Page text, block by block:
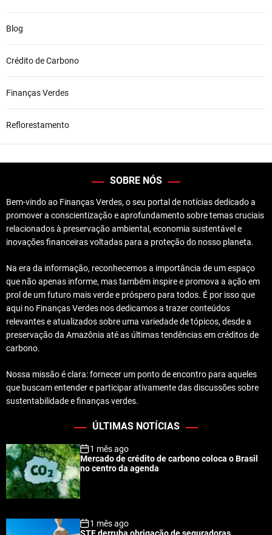
Blog
Crédito de Carbono
Finanças Verdes
Reflorestamento
SOBRE NÓS
Bem-vindo ao Finanças Verdes, o seu portal de notícias dedicado a
promover a conscientização e aprofundamento sobre temas cruciais
relacionados à preservação ambiental, economia sustentável e
inovações financeiras voltadas para a proteção do nosso planeta.
Na era da informação, reconhecemos a importância de um espaço
que não apenas informe, mas também inspire e promova a ação em
prol de um futuro mais verde e próspero para todos. É por isso que
aqui no Finanças Verdes nos dedicamos a trazer conteúdos
relevantes e atualizados sobre uma variedade de tópicos, desde a
preservação da Amazônia até as últimas tendências em créditos de
carbono.
Nossa missão é clara: fornecer um ponto de encontro para aqueles
que buscam entender e participar ativamente das discussões sobre
sustentabilidade e finanças verdes.
ÚLTIMAS NOTÍCIAS
1 mês ago
Mercado de crédito de carbono coloca o Brasil
no centro da agenda
1 mês ago